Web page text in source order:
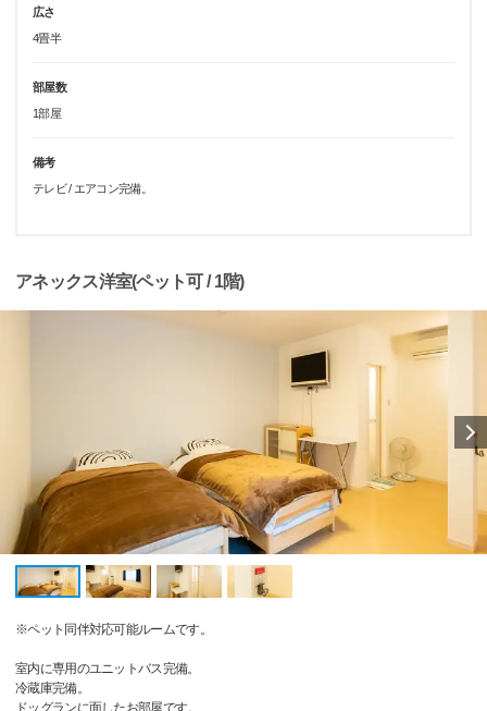
広さ
4畳半
部屋数
1部屋
備考
テレビ / エアコン完備。
アネックス洋室(ペット可 / 1階)
※ペット同伴対応可能ルームです。
室内に専用のユニットバス完備。
冷蔵庫完備。